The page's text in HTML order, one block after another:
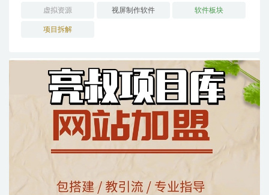
虚拟资源 视屏制作软件 软件板块
项目拆解